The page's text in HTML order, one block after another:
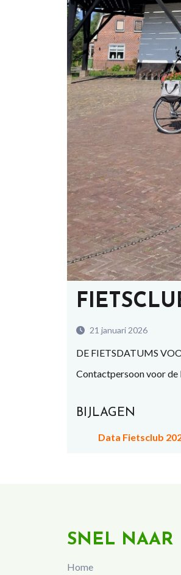
21 januari 2026
DE FIETSDATUMS
Contactpersoon voor
BIJLAGEN
Data Fietsclub
SNEL NAAR
Home